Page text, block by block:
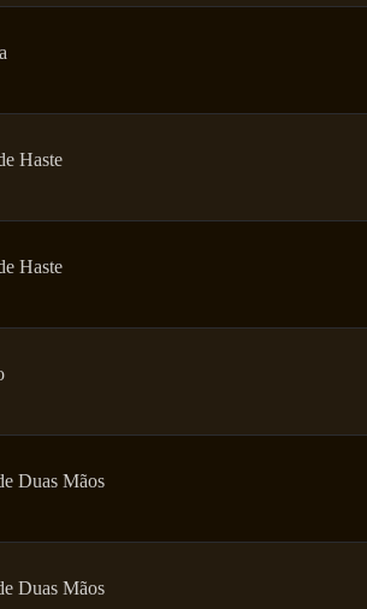
Haste
Haste
Duas Mãos
Duas Mãos